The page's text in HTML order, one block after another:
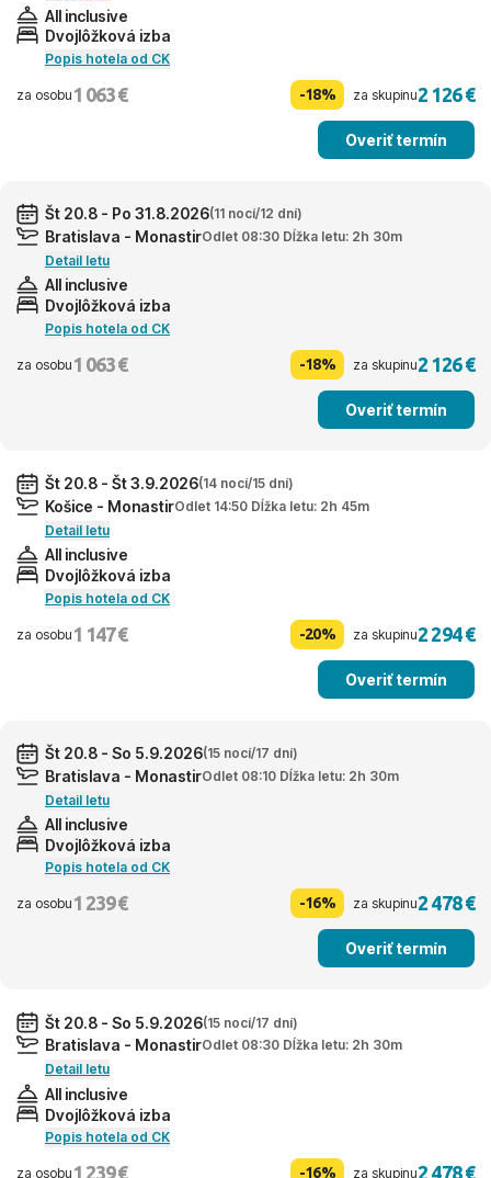
All inclusive
Dvojlôžková izba
Popis hotela od CK
za osobu 1 063 € -18% za skupinu2 126 €
Overiť termín
Št 20.8 - Po 31.8.2026(11 nocí/12 dní)
Bratislava - MonastirOdlet 08:30 Dĺžka letu: 2h 30m
Detail letu
All inclusive
Dvojlôžková izba
Popis hotela od CK
za osobu 1 063 € -18% za skupinu2 126 €
Overiť termín
Št 20.8 - Št 3.9.2026(14 nocí/15 dní)
Košice - MonastirOdlet 14:50 Dĺžka letu: 2h 45m
Detail letu
All inclusive
Dvojlôžková izba
Popis hotela od CK
za osobu 1 147 € -20% za skupinu2 294 €
Overiť termín
Št 20.8 - So 5.9.2026(15 nocí/17 dní)
Bratislava - MonastirOdlet 08:10 Dĺžka letu: 2h 30m
Detail letu
All inclusive
Dvojlôžková izba
Popis hotela od CK
za osobu 1 239 € -16% za skupinu2 478 €
Overiť termín
Št 20.8 - So 5.9.2026(15 nocí/17 dní)
Bratislava - MonastirOdlet 08:30 Dĺžka letu: 2h 30m
Detail letu
All inclusive
Dvojlôžková izba
Popis hotela od CK
za osobu 1 239 € -16% za skupinu2 478 €